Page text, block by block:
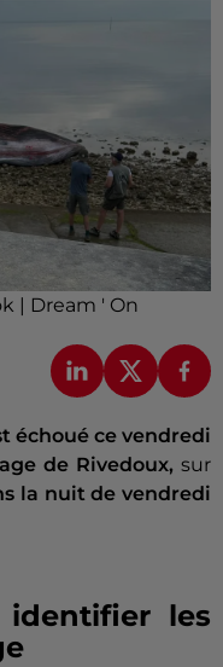
| Dream ' On
échoué ce vendredi
de Rivedoux,sur
la nuit de vendredi
identifier les